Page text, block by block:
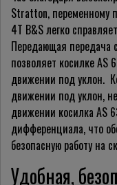
Stratton, переменному
4T B&S легко
Передающая передача
позволяет косилке AS
движении под уклон.
движении под уклон,
движении косилка AS
дифференциала, что
безопасную работу на
Удобная,